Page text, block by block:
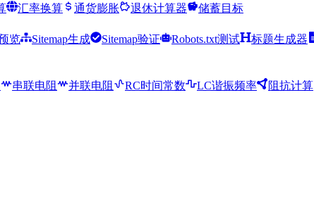
汇率换算 通货膨胀 退休计算器
储蓄目标
览 Sitemap生成 Sitemap验证 Robots.txt测试 标题生成器
串联电阻 并联电阻 RC时间常数 LC谐振频率 阻抗计算